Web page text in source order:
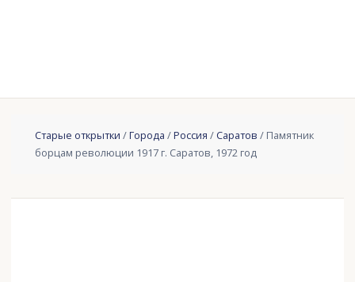
Старые открытки /Города /Россия /Саратов / Памятник
борцам революции 1917 г. Саратов, 1972 год